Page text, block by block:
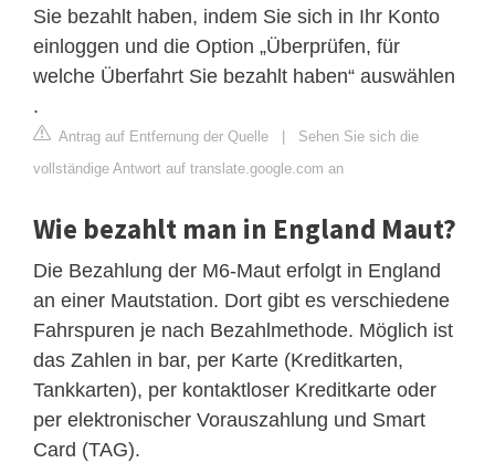
Sie bezahlt haben, indem Sie sich in Ihr Konto
einloggen und die Option „Überprüfen, für
welche Überfahrt Sie bezahlt haben“ auswählen
.
Antrag auf Entfernung der Quelle
Sehen Sie sich die
vollständige Antwort auf translate.google.com an
Wie bezahlt man in England Maut?
Die Bezahlung der M6-Maut erfolgt in England
an einer Mautstation. Dort gibt es verschiedene
Fahrspuren je nach Bezahlmethode. Möglich ist
das Zahlen in bar, per Karte (Kreditkarten,
Tankkarten), per kontaktloser Kreditkarte oder
per elektronischer Vorauszahlung und Smart
Card (TAG).